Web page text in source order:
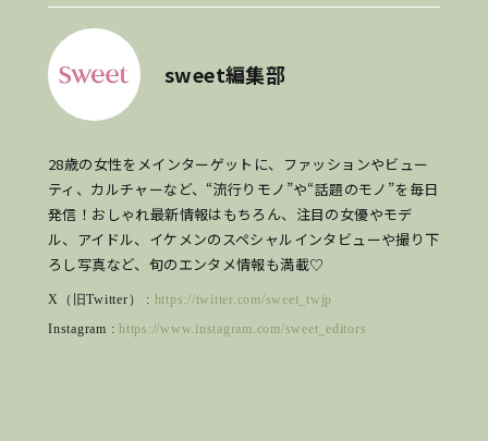
sweet編集部
28歳の女性をメインターゲットに、ファッションやビュー
ティ、カルチャーなど、“流行りモノ”や“話題のモノ”を毎日
発信！おしゃれ最新情報はもちろん、注目の女優やモデ
ル、アイドル、イケメンのスペシャルインタビューや撮り下
ろし写真など、旬のエンタメ情報も満載♡
X（旧Twitter） : https://twitter.com/sweet_twjp
Instagram : https://www.instagram.com/sweet_editors